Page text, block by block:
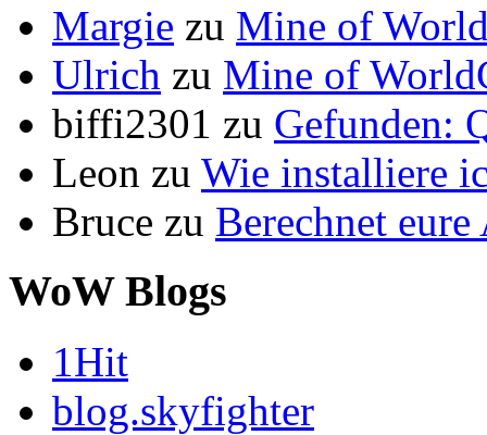
Margie zu Mine of
Ulrich zu Mine of
biffi2301 zu Gefunden:
Leon zu Wie installiere
Bruce zu Berechnet
WoW Blogs
1Hit
blog.skyfighter